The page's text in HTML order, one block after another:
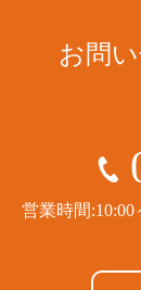
お問
営業時間